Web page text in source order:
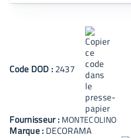
Code DOD : 2437
Fournisseur : MONTECOLINO
Marque : DECORAMA